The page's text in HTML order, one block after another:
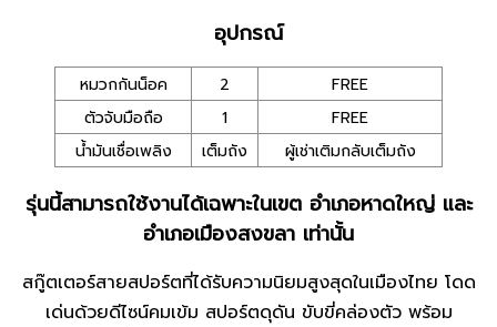
อุปกรณ์
หมวกกันน็อค 2
FREE
ตัวจับมือถือ
1
FREE
น้ำมันเชื่อเพลิง
เต็มถัง ผู้เช่าเติมกลับเต็มถัง
รุ่นนี้สามารถใช้งานได้เฉพาะในเขต อำเภอหาดใหญ่ และ
อำเภอเมืองสงขลา เท่านั้น
สกู๊ตเตอร์สายสปอร์ตที่ได้รับความนิยมสูงสุดในเมืองไทย โดด
เด่นด้วยดีไซน์คมเข้ม สปอร์ตดุดัน ขับขี่คล่องตัว พร้อม